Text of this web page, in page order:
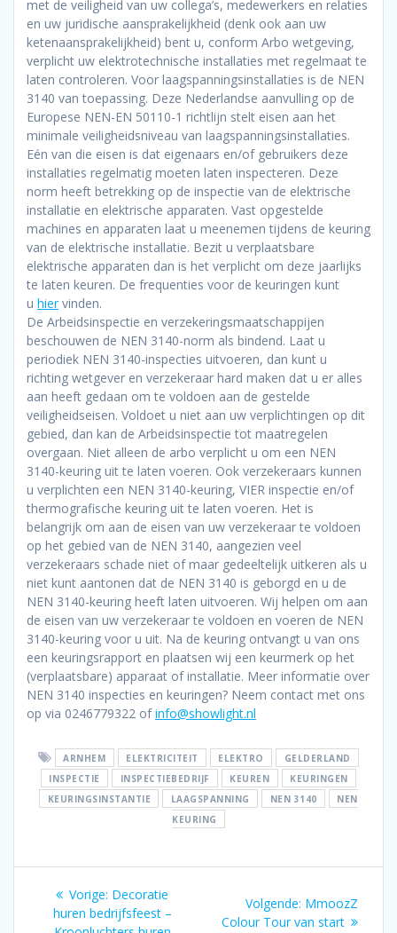
met de veiligheid van uw collega’s, medewerkers en relaties
en uw juridische aansprakelijkheid (denk ook aan uw
ketenaansprakelijkheid) bent u, conform Arbo wetgeving,
verplicht uw elektrotechnische installaties met regelmaat te
laten controleren. Voor laagspanningsinstallaties is de NEN
3140 van toepassing. Deze Nederlandse aanvulling op de
Europese NEN-EN 50110-1 richtlijn stelt eisen aan het
minimale veiligheidsniveau van laagspanningsinstallaties.
Eén van die eisen is dat eigenaars en/of gebruikers deze
installaties regelmatig moeten laten inspecteren. Deze
norm heeft betrekking op de inspectie van de elektrische
installatie en elektrische apparaten. Vast opgestelde
machines en apparaten laat u meenemen tijdens de keuring
van de elektrische installatie. Bezit u verplaatsbare
elektrische apparaten dan is het verplicht om deze jaarlijks
te laten keuren. De frequenties voor de keuringen kunt
u hiervinden.
De Arbeidsinspectie en verzekeringsmaatschappijen
beschouwen de NEN 3140-norm als bindend. Laat u
periodiek NEN 3140-inspecties uitvoeren, dan kunt u
richting wetgever en verzekeraar hard maken dat u er alles
aan heeft gedaan om te voldoen aan de gestelde
veiligheidseisen. Voldoet u niet aan uw verplichtingen op dit
gebied, dan kan de Arbeidsinspectie tot maatregelen
overgaan. Niet alleen de arbo verplicht u om een NEN
3140-keuring uit te laten voeren. Ook verzekeraars kunnen
u verplichten een NEN 3140-keuring, VIER inspectie en/of
thermografische keuring uit te laten voeren. Het is
belangrijk om aan de eisen van uw verzekeraar te voldoen
op het gebied van de NEN 3140, aangezien veel
verzekeraars schade niet of maar gedeeltelijk uitkeren als u
niet kunt aantonen dat de NEN 3140 is geborgd en u de
NEN 3140-keuring heeft laten uitvoeren. Wij helpen om aan
de eisen van uw verzekeraar te voldoen en voeren de NEN
3140-keuring voor u uit. Na de keuring ontvangt u van ons
een keuringsrapport en plaatsen wij een keurmerk op het
(verplaatsbare) apparaat of installatie. Meer informatie over
NEN 3140 inspecties en keuringen? Neem contact met ons
op via 0246779322 ofinfo@showlight.nl
ARNHEM ELEKTRICITEIT ELEKTRO
GELDERLAND
INSPECTIE
INSPECTIEBEDRIJF KEUREN
KEURINGEN
KEURINGSINSTANTIE
LAAGSPANNING NEN 3140
NEN
KEURING
Bericht
navigatie
Vorige: Vorig
bericht:
Decoratie
huren bedrijfsfeest –
Volgende: Volgend
bericht:
MmoozZ
Colour Tour van start